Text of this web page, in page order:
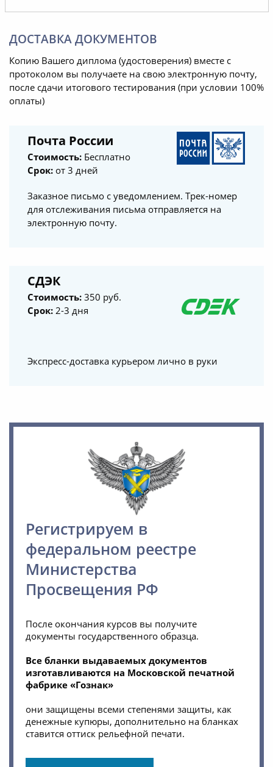
ДОСТАВКА ДОКУМЕНТОВ
Копию Вашего диплома (удостоверения) вместе с
протоколом вы получаете на свою электронную почту,
после сдачи итогового тестирования (при условии 100%
оплаты)
Почта России
Стоимость: Бесплатно
Срок: от 3 дней
Заказное письмо с уведомлением. Трек-номер
для отслеживания письма отправляется на
электронную почту.
СДЭК
Стоимость: 350 руб.
Срок: 2-3 дня
Экспресс-доставка курьером лично в руки
Регистрируем в
федеральном реестре
Министерства
Просвещения РФ
После окончания курсов вы получите
документы государственного образца.
Все бланки выдаваемых документов
изготавливаются на Московской печатной
фабрике «Гознак»
они защищены всеми степенями защиты, как
денежные купюры, дополнительно на бланках
ставится оттиск рельефной печати.